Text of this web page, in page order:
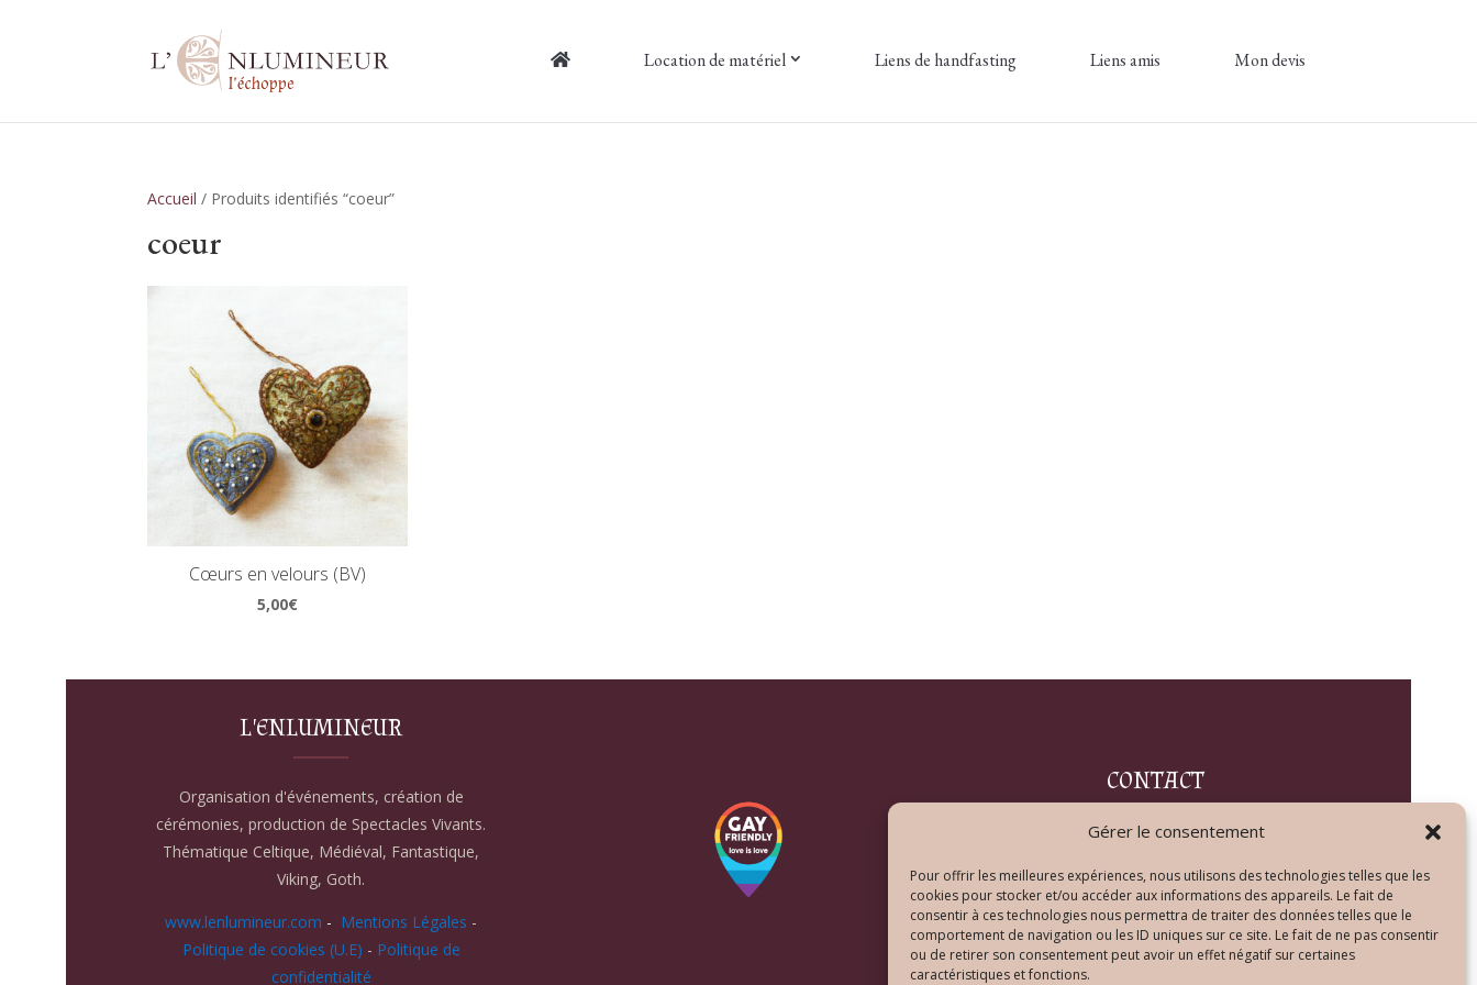
Gérer le consentement
Pour offrir les meilleures expériences, nous utilisons des technologies telles que les
cookies pour stocker et/ou accéder aux informations des appareils. Le fait de
consentir à ces technologies nous permettra de traiter des données telles que le
comportement de navigation ou les ID uniques sur ce site. Le fait de ne pas consentir
ou de retirer son consentement peut avoir un effet négatif sur certaines
caractéristiques et fonctions.
Location de matériel Liens de handfasting Liens amis Mon devis
Accueil / Produits identifiés “coeur”
coeur
Cœurs en velours (BV)
5,00€
L'ENLUMINEUR
Organisation d'événements, création de
cérémonies, production de Spectacles Vivants.
Thématique Celtique, Médiéval, Fantastique,
Viking, Goth.
www.lenlumineur.com - Mentions Légales -
Politique de cookies (U.E) - Politique de
confidentialité
CONTACT
Tél : +33 (0)9 72 15 58 79
contact@lenlumineur.com
Lundi au vendredi
de 10h00 à 20h00